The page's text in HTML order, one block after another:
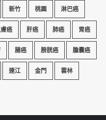
新竹 桃園 淋巴癌
癌 肝癌 肺癌 胃癌
腸癌 膀胱癌 膽囊癌
連江 金門 雲林